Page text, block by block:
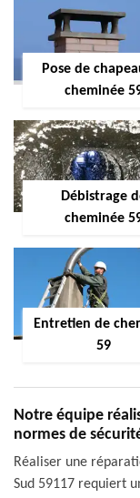
Pose de
cheminée
Débistrage
cheminée
Entretien de
59
Notre équipe
normes de
Réaliser une
Sud 59117 requiert